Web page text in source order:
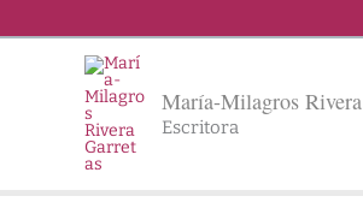
contenido
María-Milagros
Escritora